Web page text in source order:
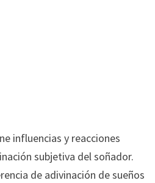
influencias y reacciones
subjetiva del soñador.
de adivinación de sueños